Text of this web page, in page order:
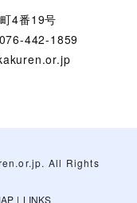
4番19号
442-1859
All Rights
| LINKS